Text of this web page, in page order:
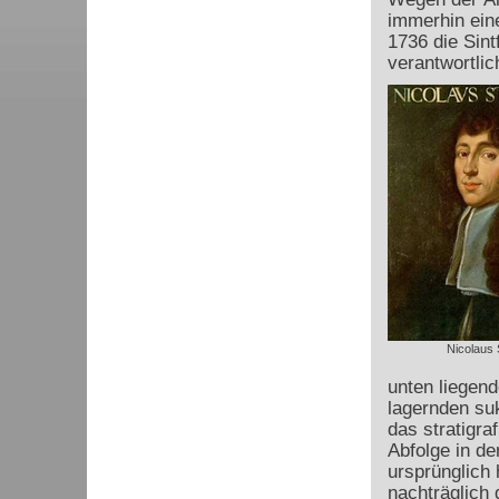
immerhin
1736 die
Nicolaus
unten
lagernden
das
Abfolge in
ursprünglich
nachträglich